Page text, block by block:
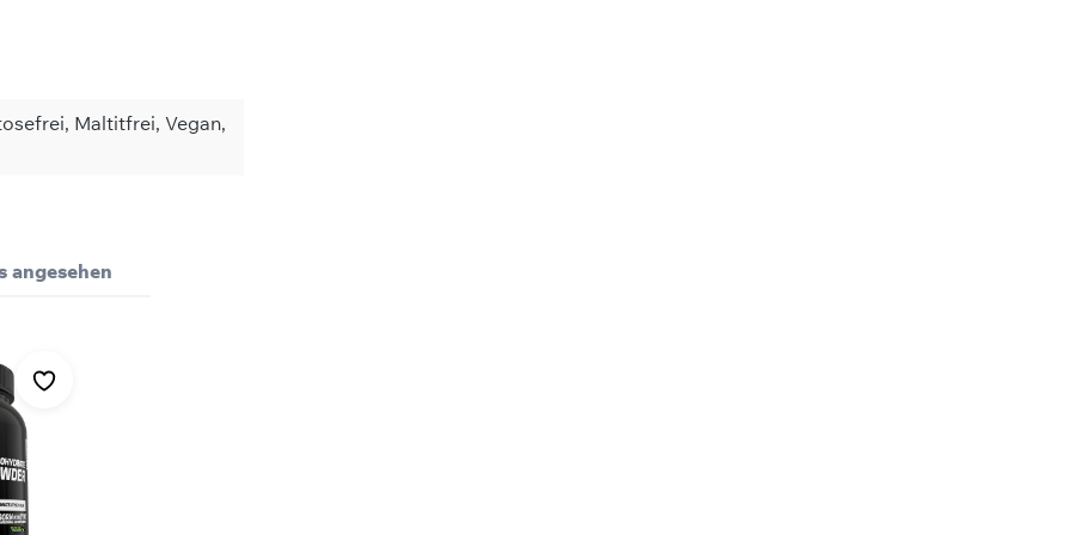
Maltitfrei, Vegan,
/ 158,4 kJ
2023 15:15
mit 5 von 5 Sternen
drin was man braucht und sehr guter Geschmack.
angesehen